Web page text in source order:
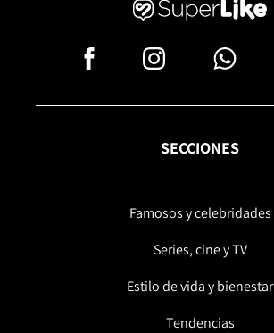
SECCIONES
Famosos y celebridades
Series, cine y TV
Estilo de vida y bienestar
Tendencias